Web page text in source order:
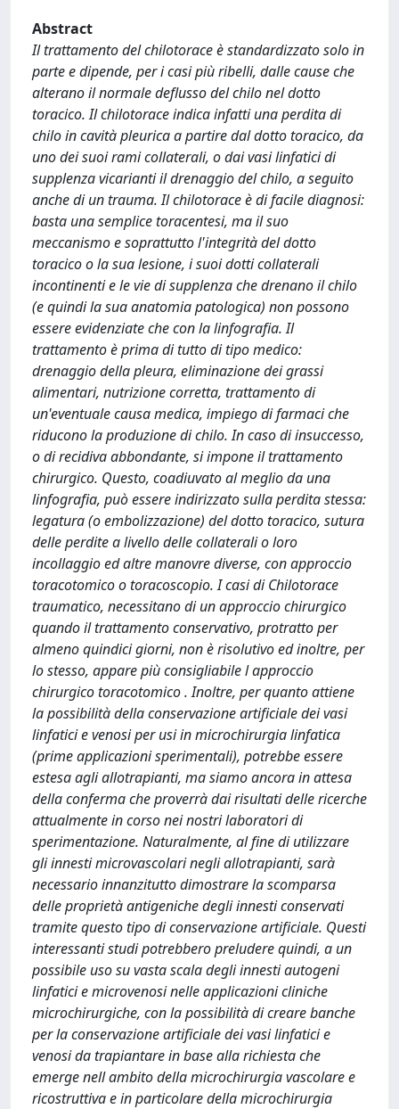
Abstract
Il trattamento del chilotorace è standardizzato solo in
parte e dipende, per i casi più ribelli, dalle cause che
alterano il normale deflusso del chilo nel dotto
toracico. Il chilotorace indica infatti una perdita di
chilo in cavità pleurica a partire dal dotto toracico, da
uno dei suoi rami collaterali, o dai vasi linfatici di
supplenza vicarianti il drenaggio del chilo, a seguito
anche di un trauma. Il chilotorace è di facile diagnosi:
basta una semplice toracentesi, ma il suo
meccanismo e soprattutto l'integrità del dotto
toracico o la sua lesione, i suoi dotti collaterali
incontinenti e le vie di supplenza che drenano il chilo
(e quindi la sua anatomia patologica) non possono
essere evidenziate che con la linfografia. Il
trattamento è prima di tutto di tipo medico:
drenaggio della pleura, eliminazione dei grassi
alimentari, nutrizione corretta, trattamento di
un'eventuale causa medica, impiego di farmaci che
riducono la produzione di chilo. In caso di insuccesso,
o di recidiva abbondante, si impone il trattamento
chirurgico. Questo, coadiuvato al meglio da una
linfografia, può essere indirizzato sulla perdita stessa:
legatura (o embolizzazione) del dotto toracico, sutura
delle perdite a livello delle collaterali o loro
incollaggio ed altre manovre diverse, con approccio
toracotomico o toracoscopio. I casi di Chilotorace
traumatico, necessitano di un approccio chirurgico
quando il trattamento conservativo, protratto per
almeno quindici giorni, non è risolutivo ed inoltre, per
lo stesso, appare più consigliabile l approccio
chirurgico toracotomico . Inoltre, per quanto attiene
la possibilità della conservazione artificiale dei vasi
linfatici e venosi per usi in microchirurgia linfatica
(prime applicazioni sperimentali), potrebbe essere
estesa agli allotrapianti, ma siamo ancora in attesa
della conferma che proverrà dai risultati delle ricerche
attualmente in corso nei nostri laboratori di
sperimentazione. Naturalmente, al fine di utilizzare
gli innesti microvascolari negli allotrapianti, sarà
necessario innanzitutto dimostrare la scomparsa
delle proprietà antigeniche degli innesti conservati
tramite questo tipo di conservazione artificiale. Questi
interessanti studi potrebbero preludere quindi, a un
possibile uso su vasta scala degli innesti autogeni
linfatici e microvenosi nelle applicazioni cliniche
microchirurgiche, con la possibilità di creare banche
per la conservazione artificiale dei vasi linfatici e
venosi da trapiantare in base alla richiesta che
emerge nell ambito della microchirurgia vascolare e
ricostruttiva e in particolare della microchirurgia